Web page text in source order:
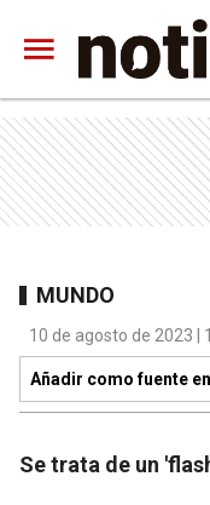
MUNDO
10 de agosto de 2023 |
Añadir como fuente en
Se trata de un